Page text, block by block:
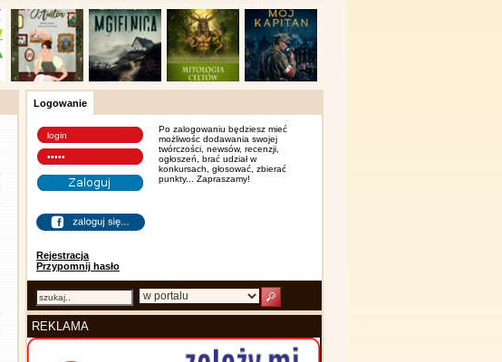
Logowanie
Rejestracja
Przypomnij hasło
Po zalogowaniu będziesz mieć
możliwośc dodawania swojej
twórczości, newsów, recenzji,
ogłoszeń, brać udział w
konkursach, głosować, zbierać
punkty... Zapraszamy!
REKLAMA